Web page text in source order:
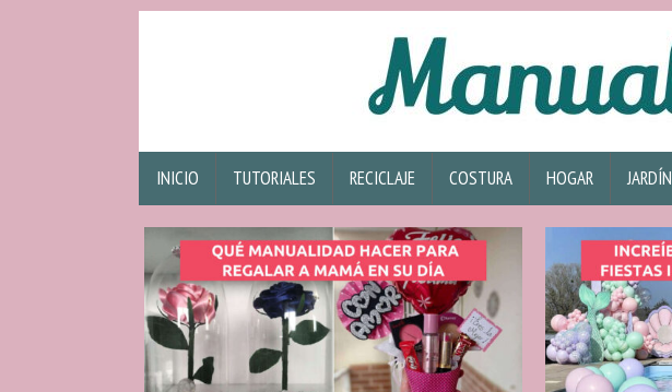
INICIO TUTORIALES RECICLAJE COSTURA HOGAR JARDÍN